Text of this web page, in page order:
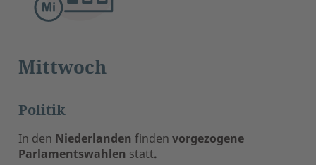
Mittwoch
Politik
In den Niederlanden finden vorgezogene
Parlamentswahlen statt.